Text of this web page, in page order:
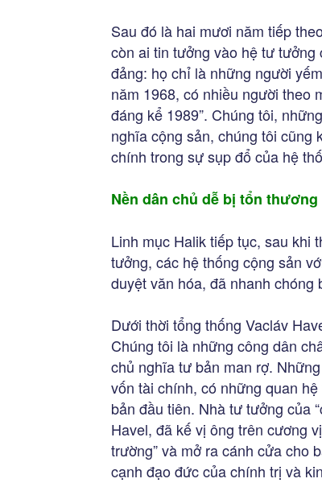
Sau đó là hai mươi năm tiếp
còn ai tin tưởng vào hệ tư
đảng: họ chỉ là những người
năm 1968, có nhiều người theo
đáng kể 1989”. Chúng tôi,
nghĩa cộng sản, chúng tôi cũng
chính trong sự sụp đổ của hệ
Nền dân chủ dễ bị tổn thương
Linh mục Halik tiếp tục, sau khi
tưởng, các hệ thống cộng sản
duyệt văn hóa, đã nhanh
Dưới thời tổng thống Vacláv
Chúng tôi là những công dân
chủ nghĩa tư bản man rợ.
vốn tài chính, có những quan
bản đầu tiên. Nhà tư tưởng của
Havel, đã kế vị ông trên cương
trường” và mở ra cánh cửa cho
cạnh đạo đức của chính trị và